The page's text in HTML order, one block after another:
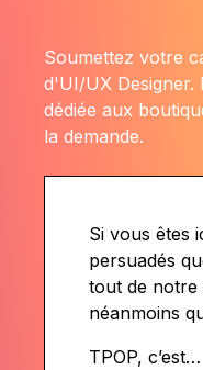
Soumettez votre
d'UI/UX Designer.
dédiée aux
la demande.
Si vous êtes
persuadés
tout de notre
néanmoins
TPOP, c’est…